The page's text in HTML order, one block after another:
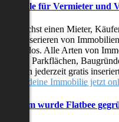
Vorteile für Vermieter und
Du suchst einen Mieter,
Das Inserieren von
kostenlos. Alle Arten von
Villen, Parkflächen,
können jederzeit gratis
Stelle deine Immobilie jetzt
Warum wurde Flatbee